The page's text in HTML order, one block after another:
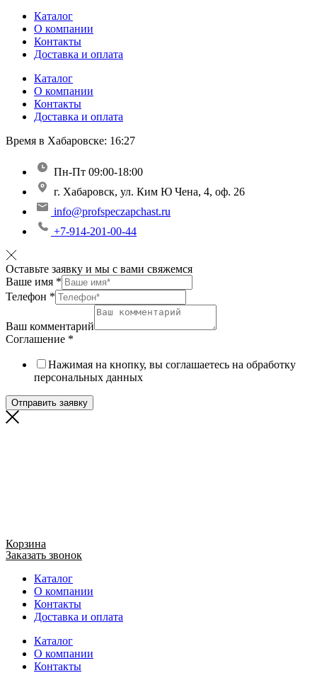
Каталог
О компании
Контакты
Доставка и оплата
Каталог
О компании
Контакты
Доставка и оплата
Время в Хабаровске: 16:27
Пн-Пт 09:00-18:00
г. Хабаровск, ул. Ким Ю Чена, 4, оф. 26
info@profspeczapchast.ru
+7-914-201-00-44
Оставьте заявку и мы с вами свяжемся
Ваше имя *
Телефон *
Ваш комментарий
Соглашение *
Нажимая на кнопку, вы соглашаетесь на обработку
персональных данных
Отправить заявку
Корзина
Заказать звонок
Каталог
О компании
Контакты
Доставка и оплата
Каталог
О компании
Контакты